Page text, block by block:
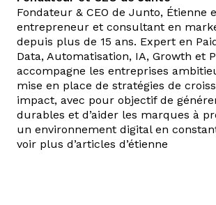
Fondateur & CEO de Junto, Étienne
entrepreneur et consultant en
depuis plus de 15 ans. Expert en
Data, Automatisation, IA, Growth et
accompagne les entreprises
mise en place de stratégies de
impact, avec pour objectif de
durables et d’aider les marques à
un environnement digital en
voir plus d’articles d’étienne